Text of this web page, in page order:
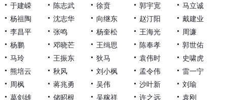
于建嵘
陈志武 徐贲 郭宇宽
马立诚
杨祖陶
沈志华 向继东 赵汀阳
戴建业
李昌平
张鸣 杨奎松 王海光
周濂
杨鹏
邓晓芒 王缉思 陈奉孝
郭世佑
马玲
王振东 狄马 袁伟时
史啸虎
熊培云
秋风 刘小枫 孟令伟
雷一宁
周枫
蒋兆勇 吴伟 沙叶新
刘瑜
葛剑雄
储昭根 吴稼祥 许之远 袁刚